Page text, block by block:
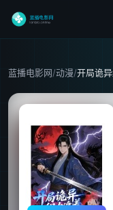
蓝播电影网/动漫/开局诡